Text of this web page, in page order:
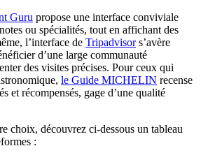
Guru propose une interface conviviale
ou spécialités, tout en affichant des
l’interface de Tripadvisors’avère
d’une large communauté
des visites précises. Pour ceux qui
le Guide MICHELIN recense
et récompensés, gage d’une qualité
choix, découvrez ci-dessous un tableau
: